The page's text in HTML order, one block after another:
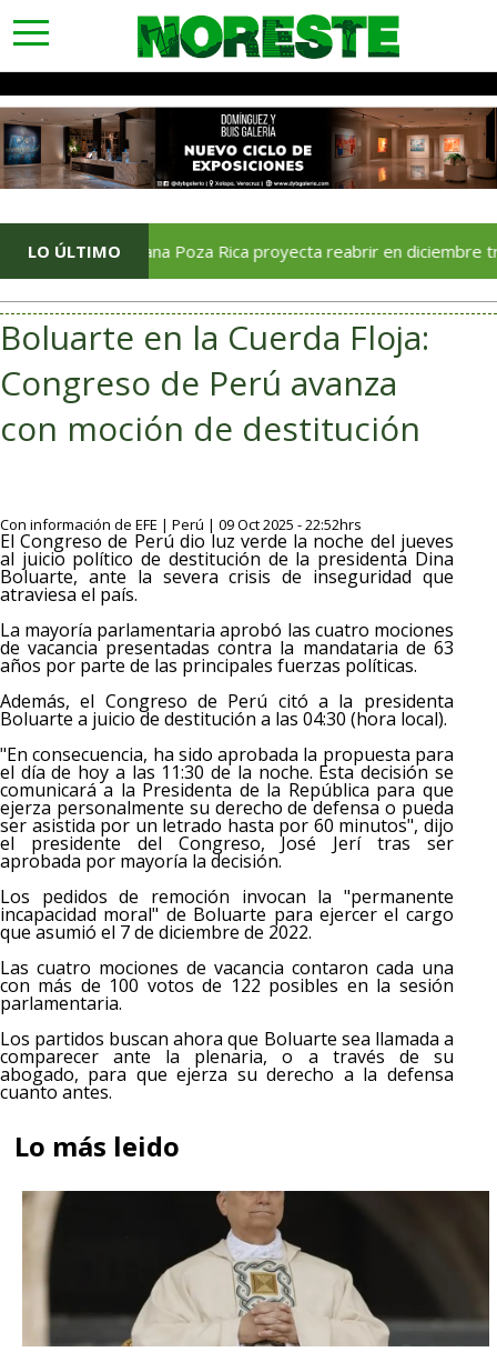
toggle
navigation
LO ÚLTIMO
Soriana Poza Rica proyecta reabrir en diciembre tras
Boluarte en la Cuerda Floja:
Congreso de Perú avanza
con moción de destitución
Con información de EFE | Perú | 09 Oct 2025 - 22:52hrs
El Congreso de Perú dio luz verde la noche del jueves
al juicio político de destitución de la presidenta Dina
Boluarte, ante la severa crisis de inseguridad que
atraviesa el país.
La mayoría parlamentaria aprobó las cuatro mociones
de vacancia presentadas contra la mandataria de 63
años por parte de las principales fuerzas políticas.
Además, el Congreso de Perú citó a la presidenta
Boluarte a juicio de destitución a las 04:30 (hora local).
"En consecuencia, ha sido aprobada la propuesta para
el día de hoy a las 11:30 de la noche. Esta decisión se
comunicará a la Presidenta de la República para que
ejerza personalmente su derecho de defensa o pueda
ser asistida por un letrado hasta por 60 minutos", dijo
el presidente del Congreso, José Jerí tras ser
aprobada por mayoría la decisión.
Los pedidos de remoción invocan la "permanente
incapacidad moral" de Boluarte para ejercer el cargo
que asumió el 7 de diciembre de 2022.
Las cuatro mociones de vacancia contaron cada una
con más de 100 votos de 122 posibles en la sesión
parlamentaria.
Los partidos buscan ahora que Boluarte sea llamada a
comparecer ante la plenaria, o a través de su
abogado, para que ejerza su derecho a la defensa
cuanto antes.
Lo más leido